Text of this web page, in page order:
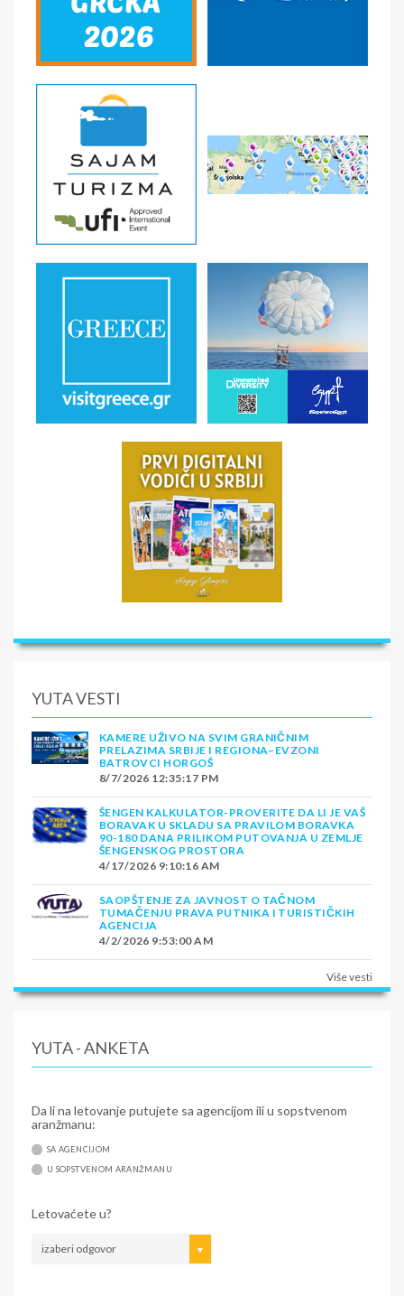
U CENU JE UKLJUČENO
*najam izabranog smeštaja na bazi 10/11 noćenja *paket
po osobi iz Beograda *usluge predstavnika organizatora
aranžmana ili ino-partnera na destinaciji *troškovi
organizacije i vodjenja aranžmana
U CENU NIJE UKLJUČENO
YUTA VESTI
KAMERE UŽIVO NA SVIM GRANIČNIM
PRELAZIMA SRBIJE I REGIONA–EVZONI
BATROVCI HORGOŠ
8/7/2026 12:35:17 PM
ŠENGEN KALKULATOR-PROVERITE DA LI JE VAŠ
BORAVAK U SKLADU SA PRAVILOM BORAVKA
90-180 DANA PRILIKOM PUTOVANJA U ZEMLJE
ŠENGENSKOG PROSTORA
4/17/2026 9:10:16 AM
SAOPŠTENJE ZA JAVNOST O TAČNOM
TUMAČENJU PRAVA PUTNIKA I TURISTIČKIH
AGENCIJA
4/2/2026 9:53:00 AM
Više vesti
YUTA - ANKETA
Da li na letovanje putujete sa agencijom ili u sopstvenom
aranžmanu:
SA AGENCIJOM
U SOPSTVENOM ARANŽMANU
Letovaćete u?
izaberi odgovor